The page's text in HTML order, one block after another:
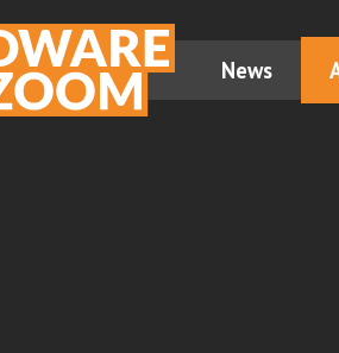
News